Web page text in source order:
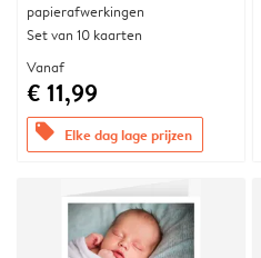
papierafwerkingen
Set van 10 kaarten
Vanaf
€ 11,99
offers Elke dag lage prijzen